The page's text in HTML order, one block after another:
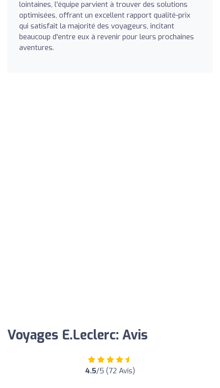
lointaines, l'équipe parvient à trouver des solutions
optimisées, offrant un excellent rapport qualité-prix
qui satisfait la majorité des voyageurs, incitant
beaucoup d'entre eux à revenir pour leurs prochaines
aventures.
Voyages E.Leclerc: Avis
4.5/5 (72 Avis)